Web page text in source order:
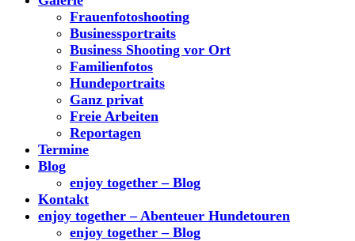
Frauenfotoshooting
Businessportraits
Business Shooting vor Ort
Familienfotos
Hundeportraits
Ganz privat
Freie Arbeiten
Reportagen
Termine
Blog
enjoy together – Blog
Kontakt
enjoy together – Abenteuer Hundetouren
enjoy together – Blog